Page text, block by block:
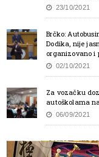
23/10/2021
Brčko:
Dodika, nije
organizovano i
02/10/2021
Za vozačku
autoškolama
06/09/2021